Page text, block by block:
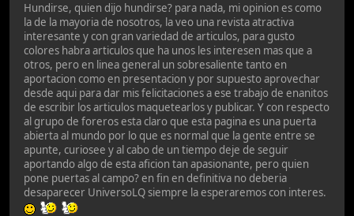
Hundirse, quien dijo hundirse? para nada, mi opinion es como
la de la mayoria de nosotros, la veo una revista atractiva
interesante y con gran variedad de articulos, para gusto
colores habra articulos que ha unos les interesen mas que a
otros, pero en linea general un sobresaliente tanto en
aportacion como en presentacion y por supuesto aprovechar
desde aqui para dar mis felicitaciones a ese trabajo de enanitos
de escribir los articulos maquetearlos y publicar. Y con respecto
al grupo de foreros esta claro que esta pagina es una puerta
abierta al mundo por lo que es normal que la gente entre se
apunte, curiosee y al cabo de un tiempo deje de seguir
aportando algo de esta aficion tan apasionante, pero quien
pone puertas al campo? en fin en definitiva no deberia
desaparecer UniversoLQ siempre la esperaremos con interes.